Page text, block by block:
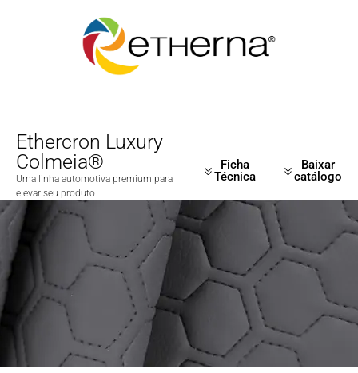
Ethercron Luxury
Colmeia®
Uma linha automotiva premium para
elevar seu produto
Ficha
Técnica
Baixar
catálogo